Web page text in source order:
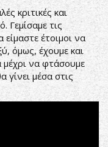
κριτικές και
Γεμίσαμε τις
έτοιμοι να
όμως, έχουμε και
να φτάσουμε
γίνει μέσα στις